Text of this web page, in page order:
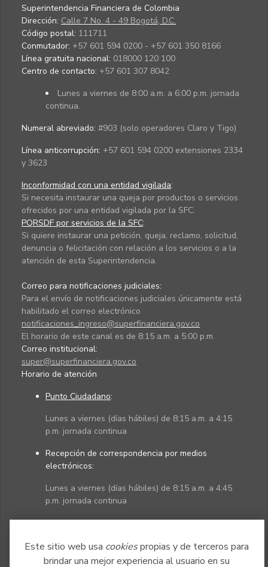
Este sitio web usa cookiespropias y de terceros para
brindar una mejor experiencia al usuario en su
Superintendencia Financiera de Colombia
Dirección: Calle 7 No. 4 - 49 Bogotá, D.C.
Código postal: 111711
Conmutador: +57 601 594 0200 - +57 601 350 8166
Línea gratuita nacional: 018000 120 100
Centro de contacto: +57 601 307 8042
Lunes a viernes de 8:00 a.m. a 6:00 p.m. jornada
continua.
Numeral abreviado: #903 (solo operadores Claro y Tigo)
Línea anticorrupción: +57 601 594 0200 extensiones 2334
y 3623
Inconformidad con una entidad vigilada:
Si necesita instaurar una queja por productos o servicios
ofrecidos por una entidad vigilada por la SFC.
PQRSDF por servicios de la SFC:
Si quiere instaurar una petición, queja, reclamo, solicitud,
denuncia o felicitación con relación a los servicios o a la
atención de esta Superintendencia.
Correo para notificaciones judiciales:
Para el envío de notificaciones judiciales únicamente está
habilitado el correo electrónico
notificaciones_ingreso@superfinanciera.gov.co
El horario de este canal es de 8:15 a.m. a 5:00 p.m.
Correo institucional:
super@superfinanciera.gov.co
Horario de atención
Punto Ciudadano:
Lunes a viernes (días hábiles) de 8:15 a.m. a 4:15
p.m. jornada continua
Recepción de correspondencia por medios
electrónicos:
Lunes a viernes (días hábiles) de 8:15 a.m. a 4:45
p.m. jornada continua